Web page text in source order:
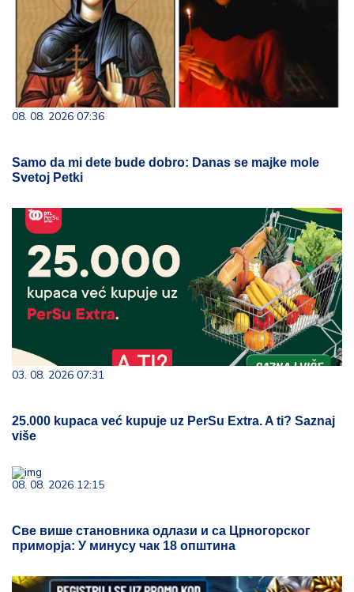
08. 08. 2026 07:36
Samo da mi dete bude dobro: Danas se majke mole
Svetoj Petki
03. 08. 2026 07:31
25.000 kupaca već kupuje uz PerSu Extra. A ti? Saznaj
više
08. 08. 2026 12:15
Све више становника одлази и са Црногорског
приморја: У минусу чак 18 општина